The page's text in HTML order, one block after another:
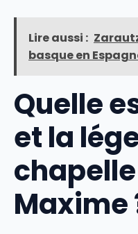
Lire aussi :
basque en
Quelle
et la
Maxime